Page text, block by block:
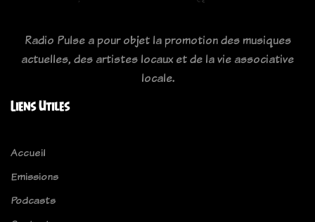
Radio Pulse a pour objet la promotion des musiques
actuelles, des artistes locaux et de la vie associative
locale.
Liens Utiles
Accueil
Emissions
Podcasts